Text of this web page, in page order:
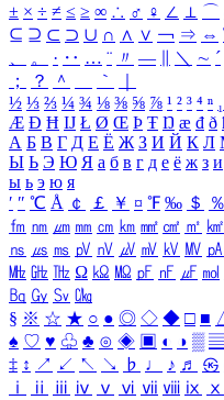
± × ÷ ≠ ≤ ≥ ∞ ∴ ♂ ♀ ∠ ⊥ ⌒
⊆ ⊇ ⊂ ⊃ ∪ ∩ ∧ ∨ ￢ ⇒ ⇔
、
。 · ‥ … ¨ 〃 ― ＼ ∼ ´
；
？ ＾ ｀
½ ⅓ ⅔ ¼ ¾ ⅛ ⅜ ⅝ ⅞ ¹ ² ³ ⁴ ⁿ ₁
Æ Ð Ħ Ĳ Ł Ø Œ Þ Ŧ Ŋ æ đ ð
А Б В Г Д Е Ё Ж З И Й К Л
Ы Ь Э Ю Я а б в г д е ё ж з и
ы ь э ю я
′ ″ ℃ Å ￠ ￡ ￥ ¤ ℉ ‰ ＄ ％
㎙ ㎚ ㎛ ㎜ ㎝ ㎞ ㎟ ㎠ ㎡ ㎢
㎱ ㎲ ㎳ ㎴ ㎵ ㎶ ㎷ ㎸ ㎹ ㎀
㎒ ㎓ ㎔ Ω ㏀ ㏁ ㎊ ㎋ ㎌ ㏖
㏃ ㏉ ㏜ ㏆
§ ※ ☆ ★ ○ ● ◎ ◇ ◆ □ ■
♠ ♡ ♥ ♧ ♣ ⊙ ◈ ▣ ◐ ◑ ▒
‡ ↕ ↗ ↙ ↖ ↘ ♭ ♩ ♪ ♬ ㉿
ⅰ
ⅱ ⅲ ⅳ ⅴ ⅵ ⅶ ⅷ ⅸ ⅹ